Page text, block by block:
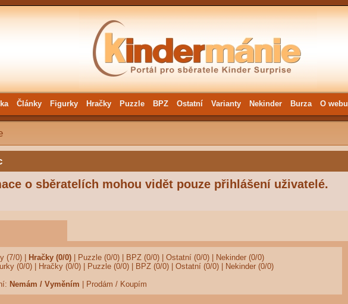
Články Figurky Hračky Puzzle BPZ Ostatní Varianty Nekinder Burza O webu
o sběratelích mohou vidět pouze přihlášení uživatelé.
(7/0) Hračky (0/0) Puzzle (0/0) BPZ (0/0) Ostatní (0/0)
Nekinder (0/0)
(0/0) Hračky (0/0) Puzzle (0/0) BPZ (0/0) Ostatní (0/0)
Nekinder (0/0)
Nemám / Vyměním Prodám / Koupím